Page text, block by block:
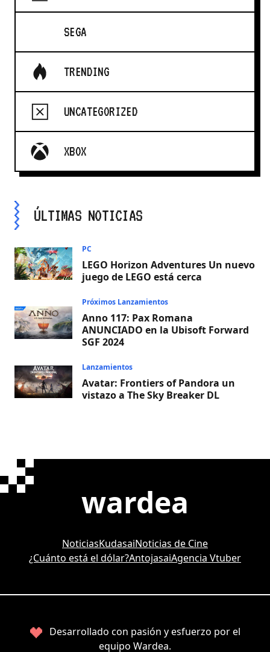
SEGA
TRENDING
UNCATEGORIZED
XBOX
ÚLTIMAS NOTICIAS
PC
LEGO Horizon Adventures Un nuevo
juego de LEGO está cerca
Próximos Lanzamientos
Anno 117: Pax Romana
ANUNCIADO en la Ubisoft Forward
SGF 2024
Lanzamientos
Avatar: Frontiers of Pandora un
vistazo a The Sky Breaker DL
wardea
NoticiasKudasaiNoticias de Cine
¿Cuánto está el dólar?AntojasaiAgencia Vtuber
Desarrollado con pasión y esfuerzo por el
equipo Wardea.